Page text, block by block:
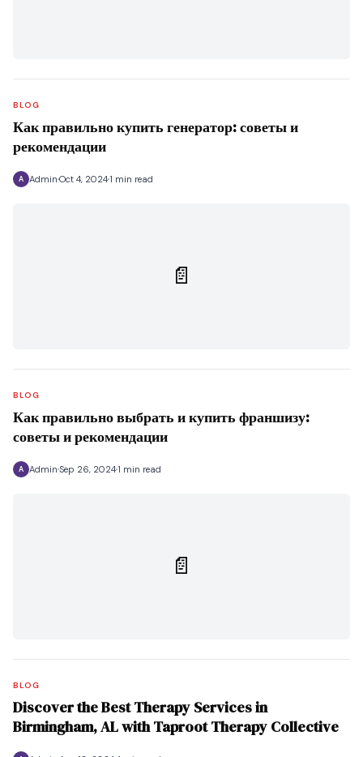
BLOG
Как правильно купить генератор: советы и
рекомендации
A Admin Oct 4, 2024 1 min read
📄
BLOG
Как правильно выбрать и купить франшизу:
советы и рекомендации
A Admin Sep 26, 2024 1 min read
📄
BLOG
Discover the Best Therapy Services in
Birmingham, AL with Taproot Therapy Collective